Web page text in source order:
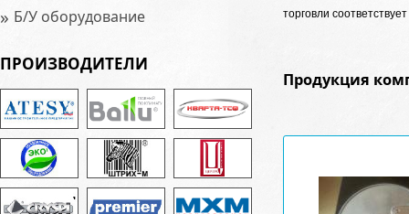
» Б/У оборудование
ПРОИЗВОДИТЕЛИ
торговли
Продукция